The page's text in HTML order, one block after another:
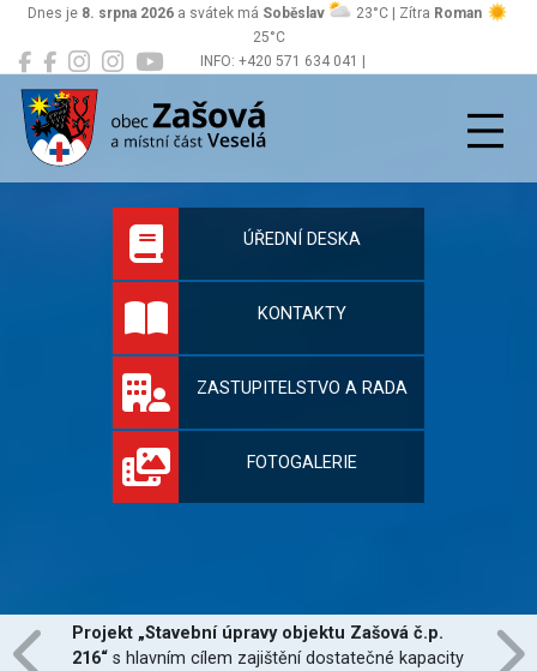
INFO: +420 571 634 041 |
Dnes je 8. srpna 2026 a svátek má Soběslav 23°C | Zítra Roman
25°C
Zašová
Oficiální stránky
ÚŘEDNÍ DESKA
KONTAKTY
ZASTUPITELSTVO A RADA
FOTOGALERIE
Projekt „Stavební úpravy objektu Zašová č.p.
216“ s hlavním cílem zajištění dostatečné kapacity